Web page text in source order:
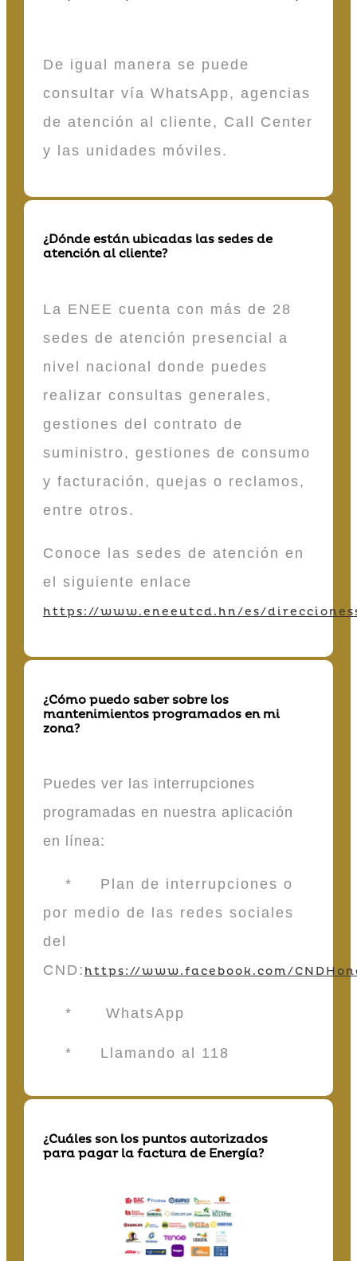
De igual manera se puede
consultar vía WhatsApp, agencias
de atención al cliente, Call Center
y las unidades móviles.
¿Dónde están ubicadas las sedes de
atención al cliente?
La ENEE cuenta con más de 28
sedes de atención presencial a
nivel nacional donde puedes
realizar consultas generales,
gestiones del contrato de
suministro, gestiones de consumo
y facturación, quejas o reclamos,
entre otros.
Conoce las sedes de atención en
el siguiente enlace
https://www.eneeutcd.hn/es/
¿Cómo puedo saber sobre los
mantenimientos programados en mi
zona?
Puedes ver las interrupciones
programadas en nuestra aplicación
en línea:
* Plan de interrupciones o
por medio de las redes sociales
del
CND: https://www.facebook.com/
* WhatsApp
* Llamando al 118
¿Cuáles son los puntos autorizados
para pagar la factura de Energía?